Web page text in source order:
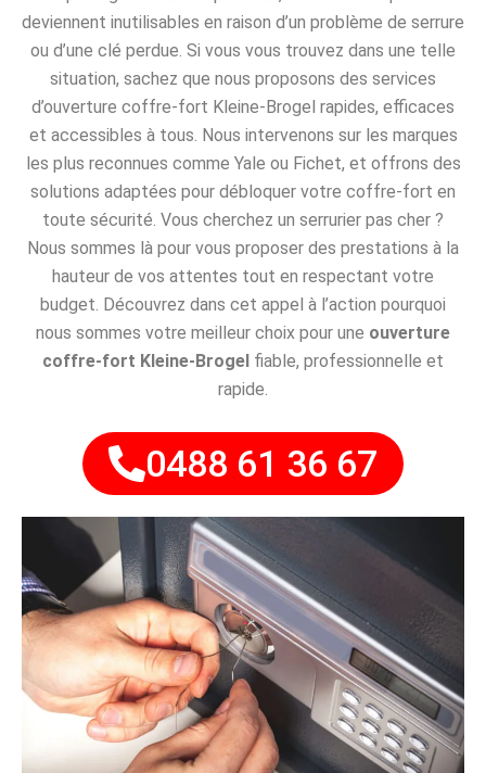
deviennent inutilisables en raison d’un problème de serrure
ou d’une clé perdue. Si vous vous trouvez dans une telle
situation, sachez que nous proposons des services
d’ouverture coffre-fort Kleine-Brogel rapides, efficaces
et accessibles à tous. Nous intervenons sur les marques
les plus reconnues comme Yale ou Fichet, et offrons des
solutions adaptées pour débloquer votre coffre-fort en
toute sécurité. Vous cherchez un serrurier pas cher ?
Nous sommes là pour vous proposer des prestations à la
hauteur de vos attentes tout en respectant votre
budget. Découvrez dans cet appel à l’action pourquoi
nous sommes votre meilleur choix pour une ouverture
coffre-fort Kleine-Brogel fiable, professionnelle et
rapide.
0488 61 36 67